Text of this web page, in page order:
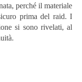
perché il materiale
prima del raid. I
si sono rivelati, al